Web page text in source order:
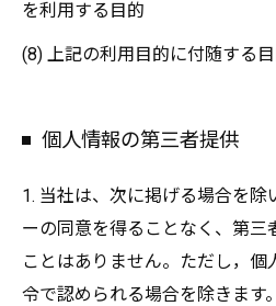
を利用する目的
(8) 上記の利用目的に付随する
個人情報の第三者提供
1. 当社は、次に掲げる場合を除
ーの同意を得ることなく、第三
ことはありません。ただし，個
令で認められる場合を除きます。